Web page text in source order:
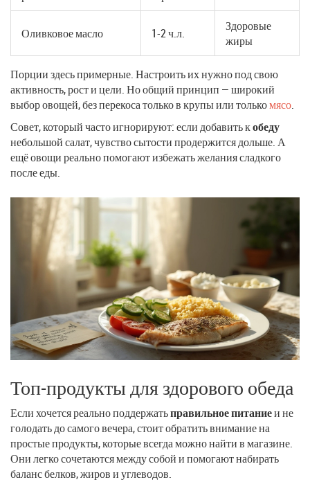
Оливковое масло 1-2 ч.л.
Здоровые
жиры
Порции здесь примерные. Настроить их нужно под свою
активность, рост и цели. Но общий принцип — широкий
выбор овощей, без перекоса только в крупы или толькомясо.
Совет, который часто игнорируют: если добавить кобеду
небольшой салат, чувство сытости продержится дольше. А
ещё овощи реально помогают избежать желания сладкого
после еды.
Топ-продукты для здорового обеда
Если хочется реально поддержатьправильное питаниеи не
голодать до самого вечера, стоит обратить внимание на
простые продукты, которые всегда можно найти в магазине.
Они легко сочетаются между собой и помогают набирать
баланс белков, жиров и углеводов.